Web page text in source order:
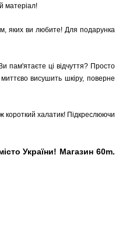
матеріал!
яких ви любите! Для подарунка
пам'ятаєте ці відчуття? Просто
висушить шкіру, поверне
халатик! Підкреслюючи
України! Магазин 60m.